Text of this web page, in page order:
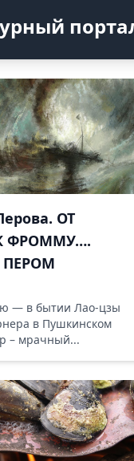
ОТ
ФРОММУ….
— в бытии Лао-цзы
в Пушкинском
– мрачный...